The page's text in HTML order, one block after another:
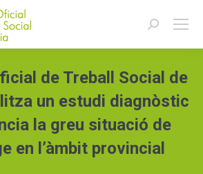
Buscar:
de Treball Social de
un estudi diagnòstic
la greu situació de
en l’àmbit provincial